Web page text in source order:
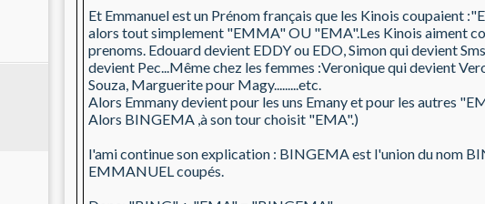
Et Emmanuel est un Prénom français que les Kinois coupaient
alors tout simplement "EMMA" OU "EMA".Les Kinois aiment
prenoms. Edouard devient EDDY ou EDO, Simon qui devient
devient Pec...Même chez les femmes :Veronique qui devient
Souza, Marguerite pour Magy.........etc.
Alors Emmany devient pour les uns Emany et pour les autres
Alors BINGEMA ,à son tour choisit "EMA".)
l'ami continue son explication : BINGEMA est l'union du nom
EMMANUEL coupés.